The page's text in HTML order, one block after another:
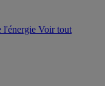
l'énergie Voir tout